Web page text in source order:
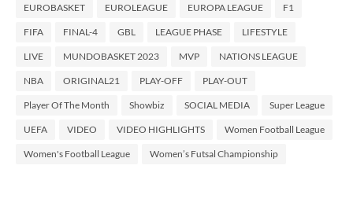
EUROBASKET EUROLEAGUE EUROPA LEAGUE F1
FIFA FINAL-4 GBL LEAGUE PHASE LIFESTYLE
LIVE MUNDOBASKET 2023 MVP NATIONS LEAGUE
NBA ORIGINAL21 PLAY-OFF PLAY-OUT
Player Of The Month Showbiz SOCIAL MEDIA Super League
UEFA VIDEO VIDEO HIGHLIGHTS Women Football League
Women's Football League Women’s Futsal Championship